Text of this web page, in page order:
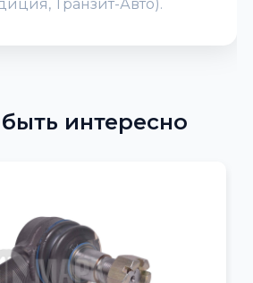
Транзит-Авто).
интересно